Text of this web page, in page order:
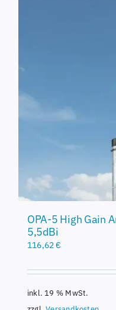
OPA-5 High Gain
5,5dBi
116,62€
inkl. 19 % MwSt.